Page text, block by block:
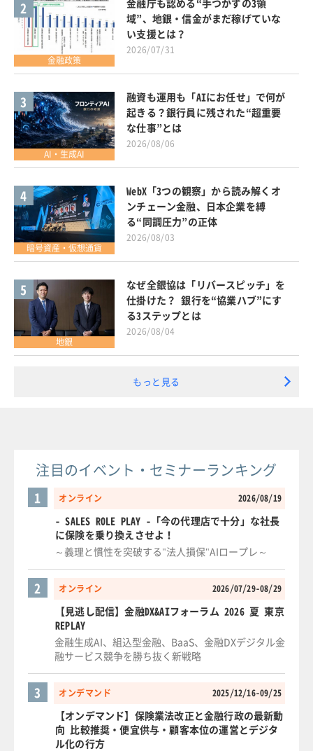
2
金融政策
域”、地銀・信金がまだ稼げていな
い支援とは？
2026/07/31
3
AI・生成AI
融資も運用も「AIにお任せ」で何が
起きる？銀行員に残された“超重要
な仕事”とは
2026/08/06
4
暗号資産・仮想通貨
WebX「3つの観察」から読み解くオ
ンチェーン金融、日本企業を縛
る“同調圧力”の正体
2026/08/03
5
地銀
なぜ全銀協は「リバースピッチ」を
仕掛けた？ 銀行を“協業ハブ”にす
る3ステップとは
2026/08/04
もっと見る
注目のイベント・セミナーランキング
オンライン 2026/08/19
1
- SALES ROLE PLAY -「今の代理店で十分」な社長
に保険を乗り換えさせよ！
～義理と慣性を突破する"法人損保"AIロープレ～
オンライン 2026/07/29-08/29
2
【見逃し配信】金融DX&AIフォーラム 2026 夏 東京
REPLAY
金融生成AI、組込型金融、BaaS、金融DXデジタル金
融サービス競争を勝ち抜く新戦略
オンデマンド 2025/12/16-09/25
3
【オンデマンド】保険業法改正と金融行政の最新動
向 比較推奨・便宜供与・顧客本位の運営とデジタ
ル化の行方